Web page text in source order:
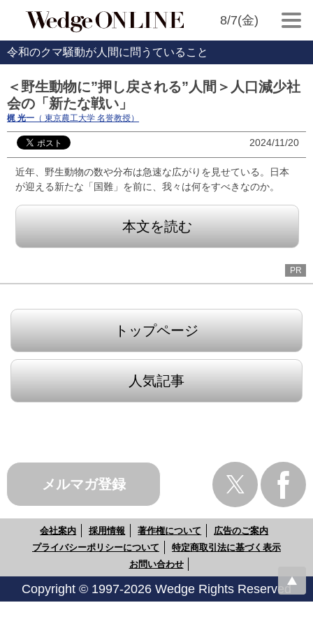
8/7(金)
令和のクマ騒動が人間に問うていること
＜野生動物に”押し戻される”人間＞人口減少社
会の「新たな戦い」
梶 光一 （ 東京農工大学 名誉教授）
2024/11/20
近年、野生動物の数や分布は急速な広がりを見せている。日本
が迎える新たな「国難」を前に、我々は何をすべきなのか。
本文を読む
PR
トップページ
人気記事
メルマガ登録
会社案内 採用情報 著作権について
広告のご案内
プライバシーポリシーについて
特定商取引法に基づく表示
お問い合わせ
Copyright © 1997-2026 Wedge Rights Reserved